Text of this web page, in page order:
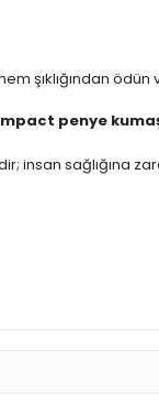
şıklığından
penye
insan sağlığına